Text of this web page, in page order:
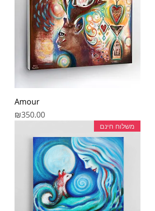
Amour
מחיר
₪350.00
משלוח חינם